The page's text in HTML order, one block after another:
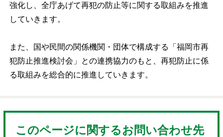
強化し、全庁あげて再犯の防止等に関する取組みを推進
していきます。
また、国や民間の関係機関・団体で構成する「福岡市再
犯防止推進検討会」との連携協力のもと、再犯防止に係
る取組みを総合的に推進していきます。
このページに関するお問い合わせ先